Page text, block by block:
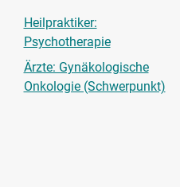
Heilpraktiker:
Psychotherapie
Ärzte: Gynäkologische
Onkologie (Schwerpunkt)